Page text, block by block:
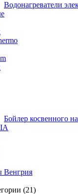
Водонагреватели
Бойлер косвенного
Венгрия
(21)